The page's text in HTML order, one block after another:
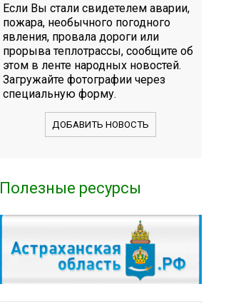
Если Вы стали свидетелем аварии,
пожара, необычного погодного
явления, провала дороги или
прорыва теплотрассы, сообщите об
этом в ленте народных новостей.
Загружайте фотографии через
специальную форму.
ДОБАВИТЬ НОВОСТЬ
Полезные ресурсы